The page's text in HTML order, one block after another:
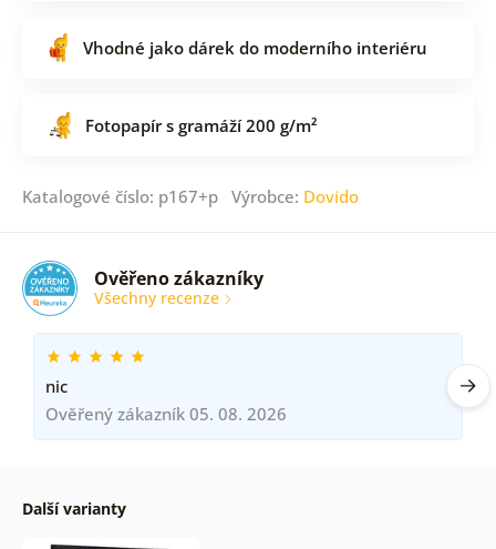
Vhodné jako dárek do moderního interiéru
Fotopapír s gramáží 200 g/m²
Katalogové číslo: p167+p Výrobce: Dovido
Ověřeno zákazníky
Všechny recenze
nic
Ověřený zákazník 05. 08. 2026
Další varianty